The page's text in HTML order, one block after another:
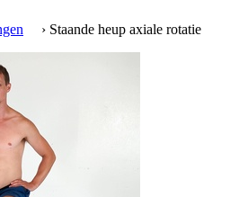
› Staande heup axiale rotatie